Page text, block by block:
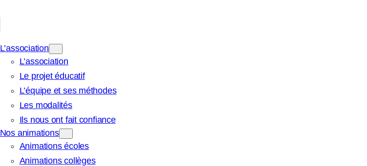
L’association
L’association
Le projet éducatif
L’équipe et ses méthodes
Les modalités
Ils nous ont fait confiance
Nos animations
Animations écoles
Animations collèges